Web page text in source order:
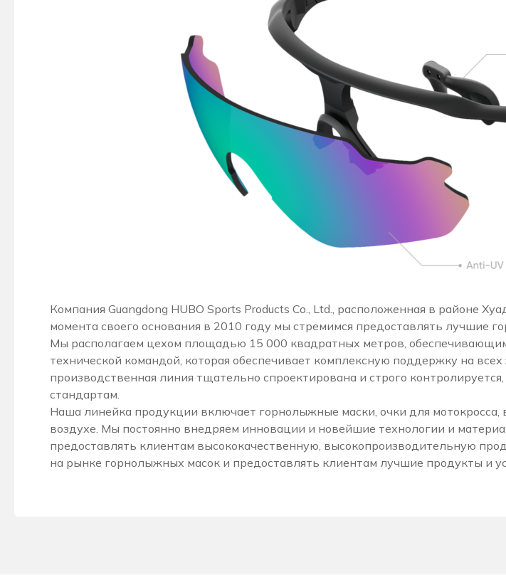
Компания Guangdong HUBO Sports Products Co., Ltd., расположенная в районе
момента своего основания в 2010 году мы стремимся предоставлять лучшие
Мы располагаем цехом площадью 15 000 квадратных метров,
технической командой, которая обеспечивает комплексную поддержку на
производственная линия тщательно спроектирована и строго
стандартам.
Наша линейка продукции включает горнолыжные маски, очки для
воздухе. Мы постоянно внедряем инновации и новейшие технологии и
предоставлять клиентам высококачественную, высокопроизводительную
на рынке горнолыжных масок и предоставлять клиентам лучшие продукты и